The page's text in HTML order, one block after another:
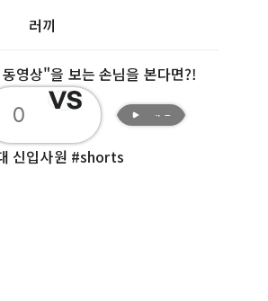
러끼
영상"을 보는 손님을 본다면?!
재생
신입사원 #shorts
재생
0